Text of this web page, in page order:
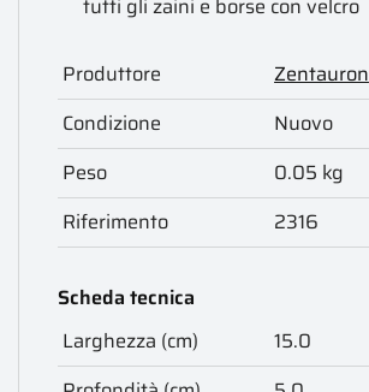
tutti gli zaini e borse con velcro
Produttore
Zentauron
Condizione
Nuovo
Peso
0.05 kg
Riferimento
2316
Scheda tecnica
Larghezza (cm)
15.0